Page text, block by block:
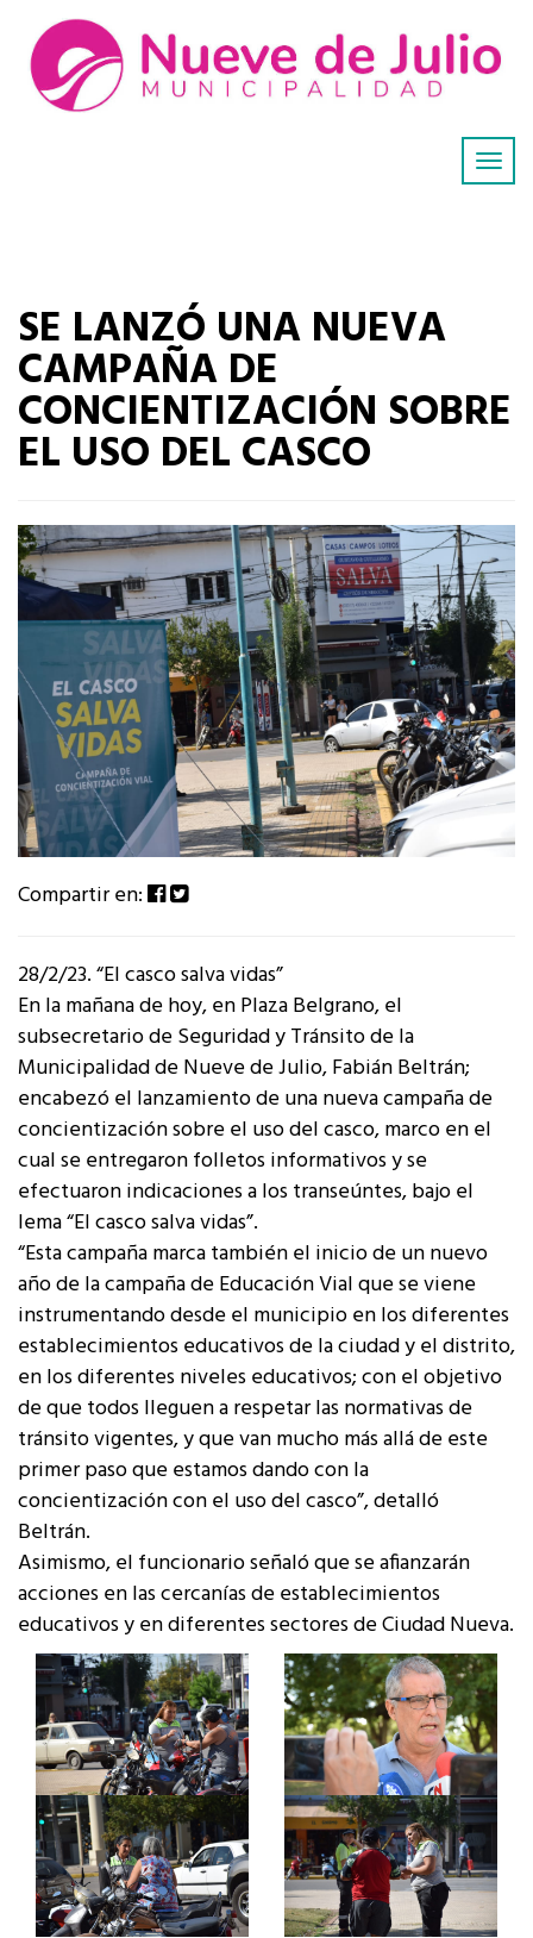
SE LANZÓ UNA NUEVA
CAMPAÑA DE
CONCIENTIZACIÓN SOBRE
EL USO DEL CASCO
Compartir en:
28/2/23. “El casco salva vidas”
En la mañana de hoy, en Plaza Belgrano, el
subsecretario de Seguridad y Tránsito de la
Municipalidad de Nueve de Julio, Fabián Beltrán;
encabezó el lanzamiento de una nueva campaña de
concientización sobre el uso del casco, marco en el
cual se entregaron folletos informativos y se
efectuaron indicaciones a los transeúntes, bajo el
lema “El casco salva vidas”.
“Esta campaña marca también el inicio de un nuevo
año de la campaña de Educación Vial que se viene
instrumentando desde el municipio en los diferentes
establecimientos educativos de la ciudad y el distrito,
en los diferentes niveles educativos; con el objetivo
de que todos lleguen a respetar las normativas de
tránsito vigentes, y que van mucho más allá de este
primer paso que estamos dando con la
concientización con el uso del casco”, detalló
Beltrán.
Asimismo, el funcionario señaló que se afianzarán
acciones en las cercanías de establecimientos
educativos y en diferentes sectores de Ciudad Nueva.